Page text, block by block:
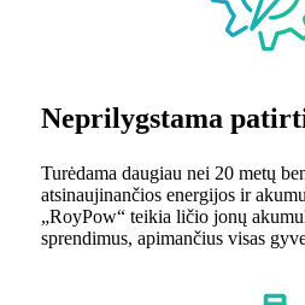
Neprilygstama
Turėdama daugiau nei 20 metų
atsinaujinančios energijos ir
„RoyPow“ teikia ličio jonų
sprendimus, apimančius visas